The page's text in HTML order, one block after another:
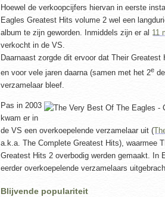
Hoewel de verkoopcijfers hiervan in eerste
Eagles Greatest Hits volume 2 wel een
album te zijn geworden. Inmiddels zijn er al 11
verkocht in de VS.
Daarnaast zorgde dit ervoor dat Their Greatest
en voor vele jaren daarna (samen met het 2e
verzamelaar bleef.
Pas in 2003
kwam er in
de VS een overkoepelende verzamelaar uit (
a.k.a. The Complete Greatest Hits), waarmee
Greatest Hits 2 overbodig werden gemaakt. In
eerder overkoepelende verzamelaars
Blijvende populariteit